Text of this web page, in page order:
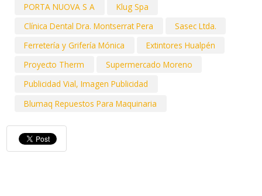
PORTA NUOVA S A
Klug Spa
Clínica Dental Dra. Montserrat Pera
Sasec Ltda.
Ferretería y Grifería Mónica
Extintores Hualpén
Proyecto Therm
Supermercado Moreno
Publicidad Vial, Imagen Publicidad
Blumaq Repuestos Para Maquinaria